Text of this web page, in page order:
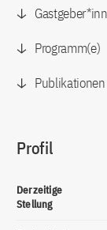
Programm(e)
Profil
Derzeitige
Stellung